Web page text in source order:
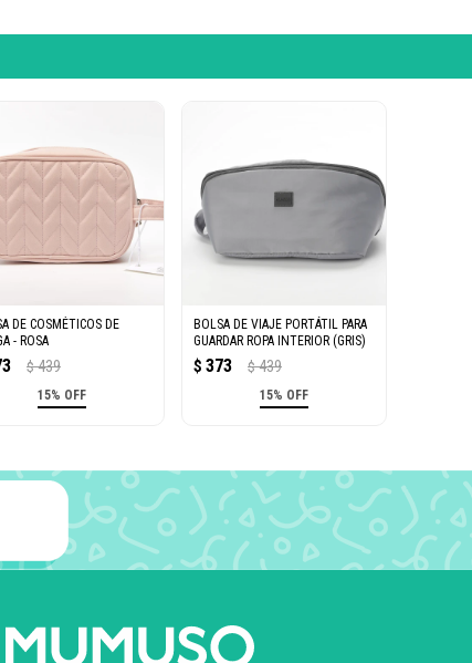
DE COSMÉTICOS DE
- ROSA
$ 439
15% OFF
BOLSA DE VIAJE PORTÁTIL PARA
GUARDAR ROPA INTERIOR (GRIS)
$ 373 $ 439
15% OFF